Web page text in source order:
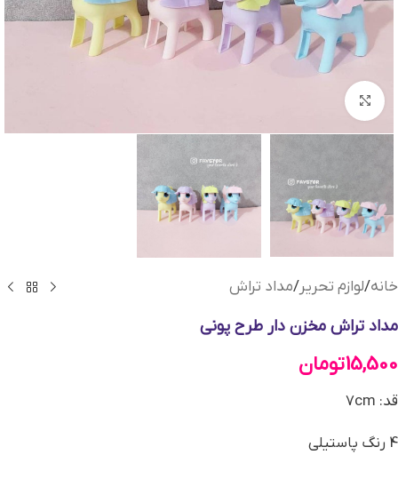
بزرگنمایی تصویر
خانه/لوازم تحریر/مداد تراش
مداد تراش مخزن دار طرح پونی
15,500تومان
قد: 7cm
4 رنگ پاستیلی